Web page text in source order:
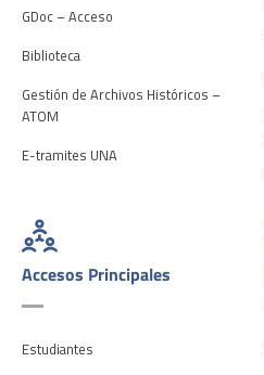
GDoc – Acceso
Biblioteca
Gestión de Archivos Históricos –
ATOM
E-tramites UNA
Accesos Principales
Estudiantes